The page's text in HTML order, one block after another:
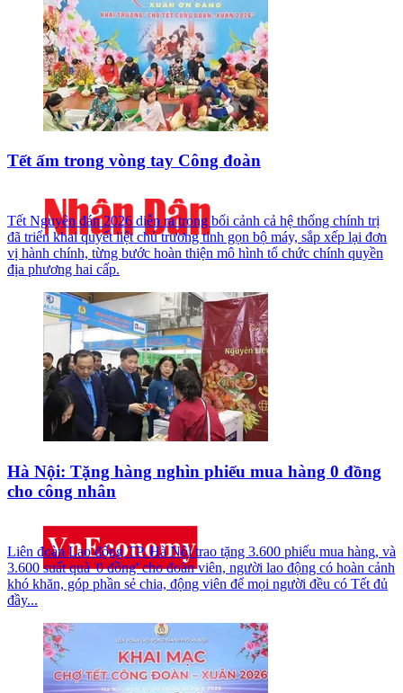
Tết ấm trong vòng tay Công đoàn
Tết Nguyên đán 2026 diễn ra trong bối cảnh cả hệ thống chính trị
đã triển khai quyết liệt chủ trương tinh gọn bộ máy, sắp xếp lại đơn
vị hành chính, từng bước hoàn thiện mô hình tổ chức chính quyền
địa phương hai cấp.
Hà Nội: Tặng hàng nghìn phiếu mua hàng 0 đồng
cho công nhân
Liên đoàn Lao động TP. Hà Nội trao tặng 3.600 phiếu mua hàng, và
3.600 suất quà '0 đồng' cho đoàn viên, người lao động có hoàn cảnh
khó khăn, góp phần sẻ chia, động viên để mọi người đều có Tết đủ
đầy...